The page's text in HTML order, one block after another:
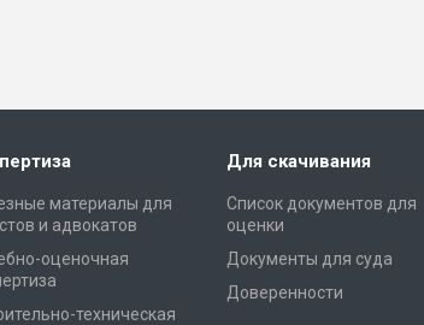
материалы для
и адвокатов
оценочная
техническая
Для скачивания
Список документов для
оценки
Документы для суда
Доверенности